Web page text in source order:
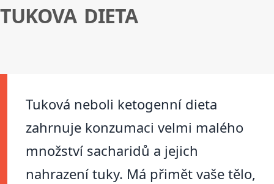
TUKOVA DIETA
Tuková neboli ketogenní dieta
zahrnuje konzumaci velmi malého
množství sacharidů a jejich
nahrazení tuky. Má přimět vaše tělo,